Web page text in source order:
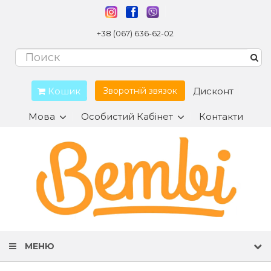
+38 (067) 636-62-02
Кошик Зворотній звязок Дисконт
Мова Особистий Кабінет Контакти
МЕНЮ